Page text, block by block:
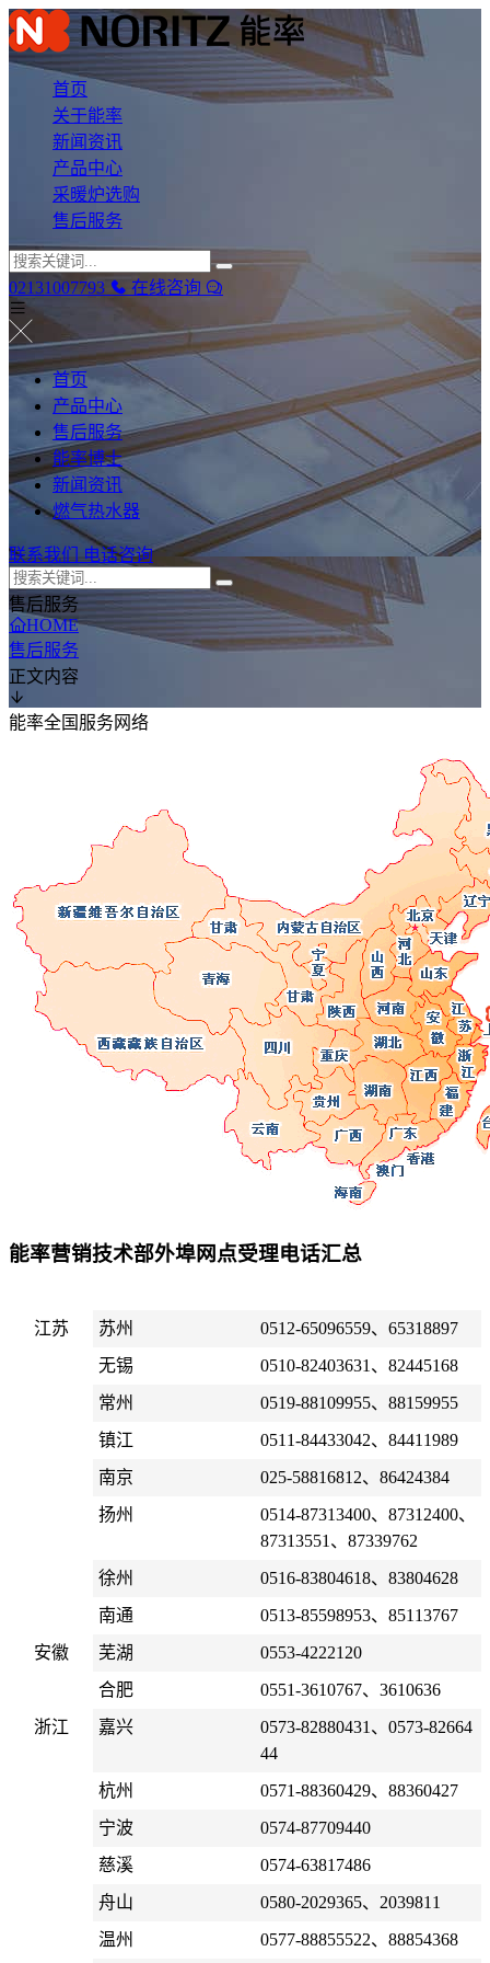
首页
关于能率
新闻资讯
产品中心
采暖炉选购
售后服务
02131007793 在线咨询
首页
产品中心
售后服务
能率博士
新闻资讯
燃气热水器
联系我们 电话咨询
售后服务
HOME
售后服务
正文内容
能率全国服务网络
能率营销技术部外埠网点受理电话汇总
江苏 苏州
0512-65096559、65318897
无锡
0510-82403631、82445168
常州
0519-88109955、88159955
镇江
0511-84433042、84411989
南京
025-58816812、86424384
扬州
0514-87313400、87312400、
87313551、87339762
徐州
0516-83804618、83804628
南通
0513-85598953、85113767
安徽
芜湖
0553-4222120
合肥
0551-3610767、3610636
浙江
嘉兴
0573-82880431、0573-82664
44
杭州
0571-88360429、88360427
宁波
0574-87709440
慈溪
0574-63817486
舟山
0580-2029365、2039811
温州
0577-88855522、88854368